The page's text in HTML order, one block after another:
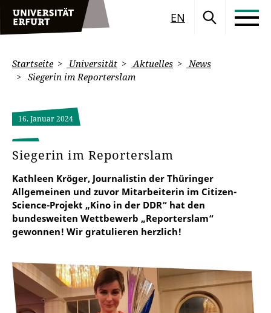
EN
Startseite Universität Aktuelles
News
Siegerin im Reporterslam
16. Januar 2024
Siegerin im Reporterslam
Kathleen Kröger, Journalistin der Thüringer
Allgemeinen und zuvor Mitarbeiterin im Citizen-
Science-Projekt „Kino in der DDR“ hat den
bundesweiten Wettbewerb „Reporterslam“
gewonnen! Wir gratulieren herzlich!